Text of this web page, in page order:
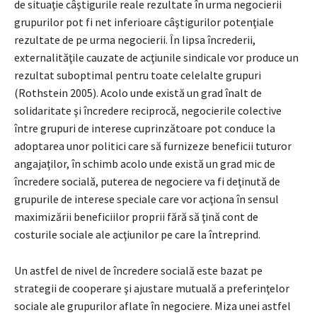
de situaţie câştigurile reale rezultate în urma negocierii
grupurilor pot fi net inferioare câştigurilor potenţiale
rezultate de pe urma negocierii. În lipsa încrederii,
externalităţile cauzate de acţiunile sindicale vor produce un
rezultat suboptimal pentru toate celelalte grupuri
(Rothstein 2005). Acolo unde există un grad înalt de
solidaritate şi încredere reciprocă, negocierile colective
între grupuri de interese cuprinzătoare pot conduce la
adoptarea unor politici care să furnizeze beneficii tuturor
angajaţilor, în schimb acolo unde există un grad mic de
încredere socială, puterea de negociere va fi deţinută de
grupurile de interese speciale care vor acţiona în sensul
maximizării beneficiilor proprii fără să ţină cont de
costurile sociale ale acţiunilor pe care la întreprind.
Un astfel de nivel de încredere socială este bazat pe
strategii de cooperare şi ajustare mutuală a preferinţelor
sociale ale grupurilor aflate în negociere. Miza unei astfel